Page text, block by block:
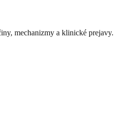
mechanizmy a klinické prejavy.